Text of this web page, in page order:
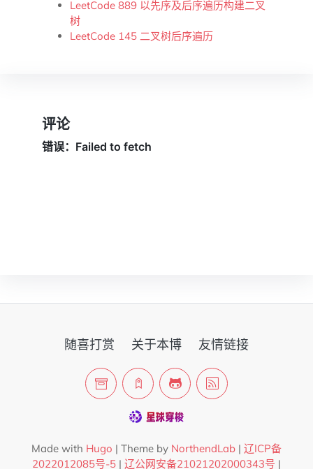
LeetCode 889 以先序及后序遍历构建二叉
树
LeetCode 145 二叉树后序遍历
评论
随喜打赏 关于本博 友情链接
Made with Hugo | Theme by NorthendLab | 辽ICP备
2022012085号-5 | 辽公网安备21021202000343号 |